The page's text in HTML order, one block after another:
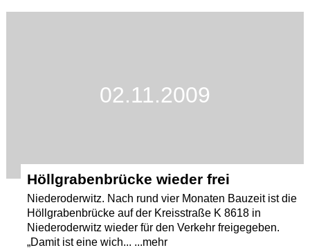
02.11.2009
Höllgrabenbrücke wieder frei
Niederoderwitz. Nach rund vier Monaten Bauzeit ist die
Höllgrabenbrücke auf der Kreisstraße K 8618 in
Niederoderwitz wieder für den Verkehr freigegeben.
„Damit ist eine wich... ...mehr